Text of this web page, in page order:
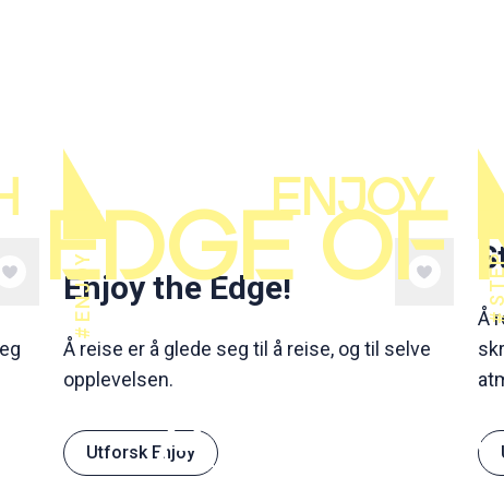
ENJOY
ENJOY
Enjoy the Edge!
Å reise er å glede seg til å reise, og til selve
opplevelsen.
Utforsk Enjoy
Å
EDGE OF